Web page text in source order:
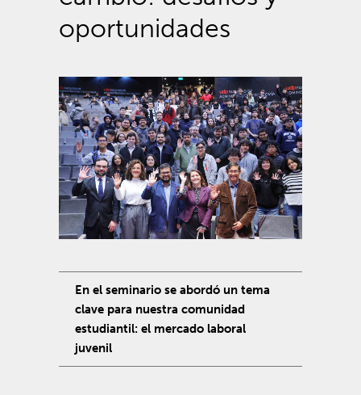
oportunidades
En el seminario se abordó un tema
clave para nuestra comunidad
estudiantil: el mercado laboral
juvenil